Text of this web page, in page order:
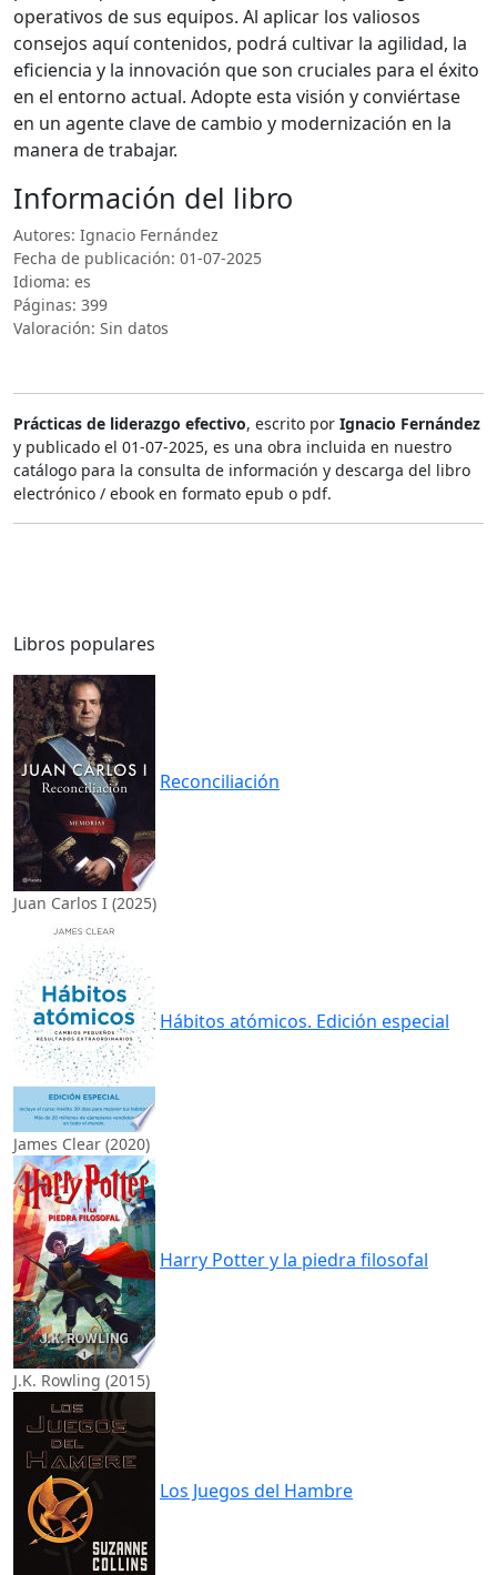
operativos de sus equipos. Al aplicar los valiosos
consejos aquí contenidos, podrá cultivar la agilidad, la
eficiencia y la innovación que son cruciales para el éxito
en el entorno actual. Adopte esta visión y conviértase
en un agente clave de cambio y modernización en la
manera de trabajar.
Información del libro
Autores: Ignacio Fernández
Fecha de publicación: 01-07-2025
Idioma: es
Páginas: 399
Valoración: Sin datos
Prácticas de liderazgo efectivo, escrito por Ignacio Fernández
y publicado el 01-07-2025, es una obra incluida en nuestro
catálogo para la consulta de información y descarga del libro
electrónico / ebook en formato epub o pdf.
Libros populares
Reconciliación
Juan Carlos I (2025)
Hábitos atómicos. Edición especial
James Clear (2020)
Harry Potter y la piedra filosofal
J.K. Rowling (2015)
Los Juegos del Hambre